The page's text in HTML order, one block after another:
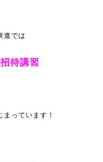
進では
待講習
まっています！